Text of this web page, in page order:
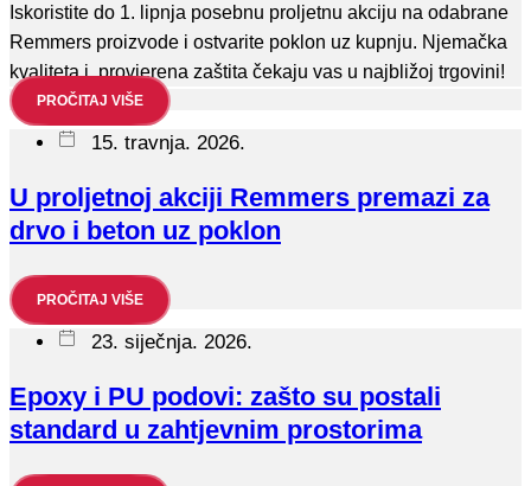
Iskoristite do 1. lipnja posebnu proljetnu akciju na odabrane
Remmers proizvode i ostvarite poklon uz kupnju. Njemačka
kvaliteta i provjerena zaštita čekaju vas u najbližoj trgovini!
PROČITAJ VIŠE
15. travnja. 2026.
U proljetnoj akciji Remmers premazi za
drvo i beton uz poklon
PROČITAJ VIŠE
23. siječnja. 2026.
Epoxy i PU podovi: zašto su postali
standard u zahtjevnim prostorima